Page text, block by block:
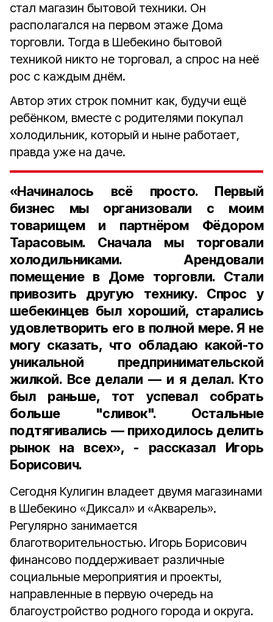
стал магазин бытовой техники. Он
располагался на первом этаже Дома
торговли. Тогда в Шебекино бытовой
техникой никто не торговал, а спрос на неё
рос с каждым днём.
Автор этих строк помнит как, будучи ещё
ребёнком, вместе с родителями покупал
холодильник, который и ныне работает,
правда уже на даче.
«Начиналось всё просто. Первый
бизнес мы организовали с моим
товарищем и партнёром Фёдором
Тарасовым. Сначала мы торговали
холодильниками. Арендовали
помещение в Доме торговли. Стали
привозить другую технику. Спрос у
шебекинцев был хороший, старались
удовлетворить его в полной мере. Я не
могу сказать, что обладаю какой-то
уникальной предпринимательской
жилкой. Все делали — и я делал. Кто
был раньше, тот успевал собрать
больше "сливок". Остальные
подтягивались — приходилось делить
рынок на всех», - рассказал Игорь
Борисович.
Сегодня Кулигин владеет двумя магазинами
в Шебекино «Диксал» и «Акварель».
Регулярно занимается
благотворительностью. Игорь Борисович
финансово поддерживает различные
социальные мероприятия и проекты,
направленные в первую очередь на
благоустройство родного города и округа.